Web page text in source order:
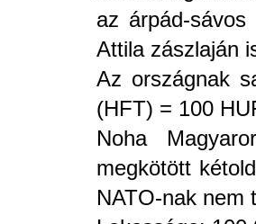
az árpád-
Attila zászlaján
Az országnak
(HFT) = 100
Noha
megkötött
NATO-nak nem